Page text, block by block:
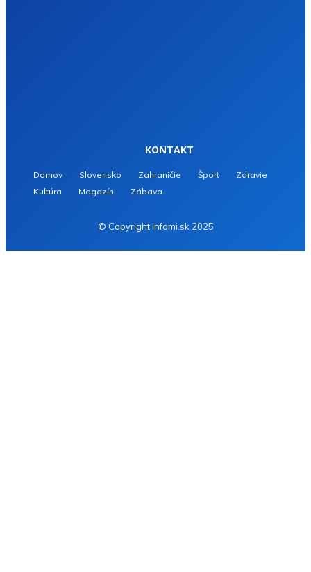
KONTAKT
Domov Slovensko Zahraničie Šport
Zdravie
Kultúra
Magazín Zábava
© Copyright Infomi.sk 2025